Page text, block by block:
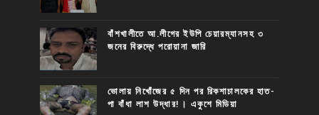
বাঁশখালীতে আ.লীগের ইউপি চেয়ারম্যানসহ ৩
জনের বিরুদ্ধে পরোয়ানা জারি
ভোলায় নিখোঁজের ৫ দিন পর রিকশাচালকের হাত-
পা বাঁধা লাশ উদ্ধার!। একুশে মিডিয়া